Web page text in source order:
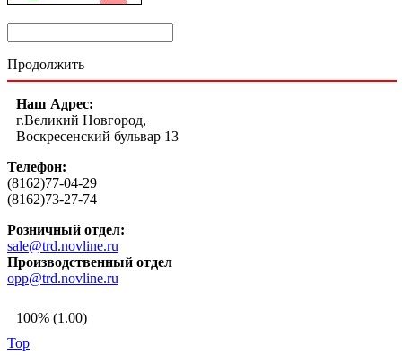
Продолжить
Наш Адрес:
г.Великий Новгород,
Воскресенский бульвар 13
Телефон:
(8162)77-04-29
(8162)73-27-74
Розничный отдел:
sale@trd.novline.ru
Производственный отдел
opp@trd.novline.ru
100% (1.00)
Top